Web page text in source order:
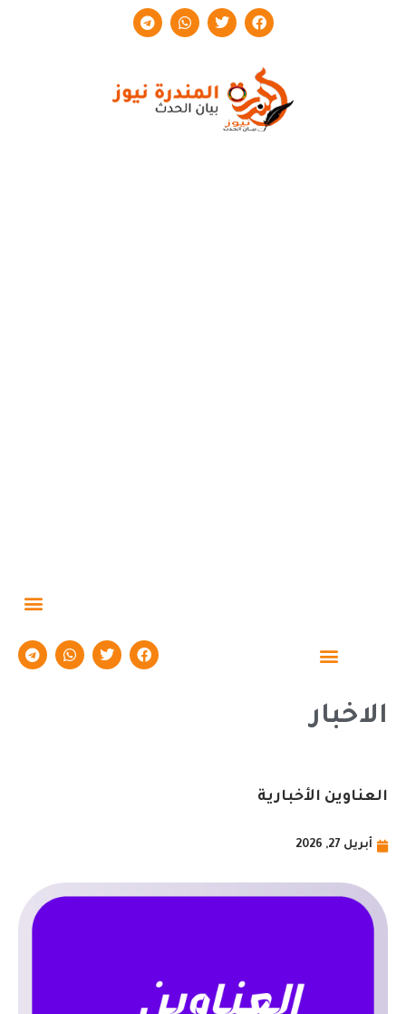
الاخبار
العناوين الأخبارية
أبريل 27, 2026